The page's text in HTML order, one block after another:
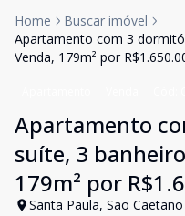
Home
Buscar imóvel
Apartamento com 3
Venda, 179m² por
Apartamento
suíte, 3
179m² por
Santa Paula, São